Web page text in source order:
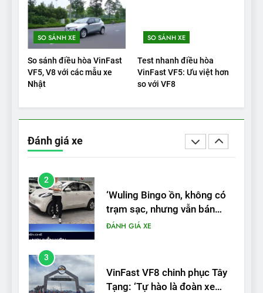
SO SÁNH XE
So sánh điều hòa VinFast
VF5, V8 với các mẫu xe
Nhật
SO SÁNH XE
Test nhanh điều hòa
VinFast VF5: Ưu việt hơn
so với VF8
Đánh giá xe
1
Xe tốt nhất để mua năm
2025: Green Car Reports
nêu tên 5 người vào chung
kết – Mỹ
ĐÁNH GIÁ XE
‘Wuling Bingo ồn, không có
trạm sạc, nhưng vẫn bán
3
VinFast VF8 chinh phục Tây
Tạng: ‘Tự hào là đoàn xe
điện Việt Nam đầu tiên lăn
ĐÁNH GIÁ XE
4
Nội thất, thiết kế và tính năng
của Audi S6 Sportback e-